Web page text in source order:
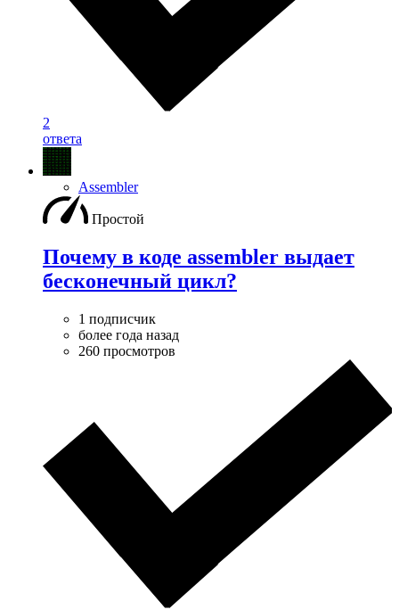
2
ответа
Assembler
Простой
Почему в коде assembler выдает
бесконечный цикл?
1 подписчик
более года назад
260 просмотров